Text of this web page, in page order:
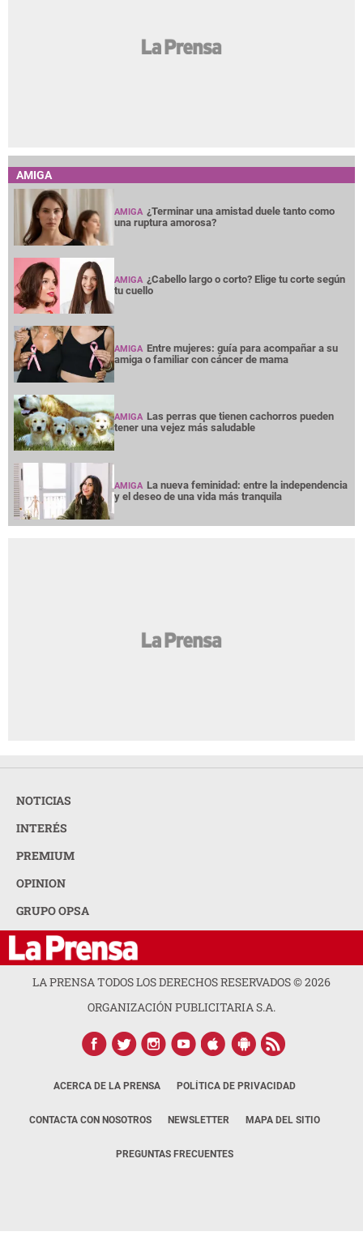
AMIGA
AMIGA ¿Terminar una amistad duele tanto como
una ruptura amorosa?
AMIGA ¿Cabello largo o corto? Elige tu corte según
tu cuello
AMIGA Entre mujeres: guía para acompañar a su
amiga o familiar con cáncer de mama
AMIGA Las perras que tienen cachorros pueden
tener una vejez más saludable
AMIGA La nueva feminidad: entre la independencia
y el deseo de una vida más tranquila
NOTICIAS
INTERÉS
PREMIUM
OPINION
GRUPO OPSA
LA PRENSA TODOS LOS DERECHOS RESERVADOS ©2026
ORGANIZACIÓN PUBLICITARIA S.A.
ACERCA DE LA PRENSA POLÍTICA DE PRIVACIDAD
CONTACTA CON NOSOTROS NEWSLETTER MAPA DEL SITIO
PREGUNTAS FRECUENTES